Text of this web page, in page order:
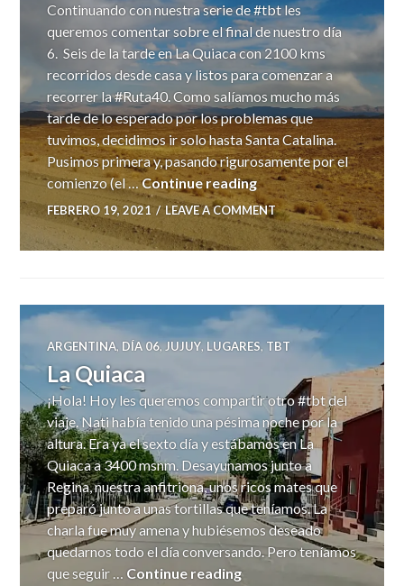
Continuando con nuestra serie de #tbt les
queremos comentar sobre el final de nuestro día
6. Seis de la tarde en La Quiaca con 2100 kms
recorridos desde casa y listos para comenzar a
recorrer la #Ruta40. Como salíamos mucho más
tarde de lo esperado por los problemas que
tuvimos, decidimos ir solo hasta Santa Catalina.
Pusimos primera y, pasando rigurosamente por el
comienzo (el …Continue readingComenzamos la Ruta
FEBRERO 19, 2021 LEAVE A COMMENT
ARGENTINA, DÍA 06,JUJUY, LUGARES,TBT
La Quiaca
¡Hola! Hoy les queremos compartir otro #tbt del
viaje. Nati había tenido una pésima noche por la
altura. Era ya el sexto día y estábamos en La
Quiaca a 3400 msnm. Desayunamos junto a
Regina, nuestra anfitriona, unos ricos mates que
preparó junto a unas tortillas que teníamos. La
charla fue muy amena y hubiésemos deseado
quedarnos todo el día conversando. Pero teníamos
que seguir …Continue readingLa Quiaca